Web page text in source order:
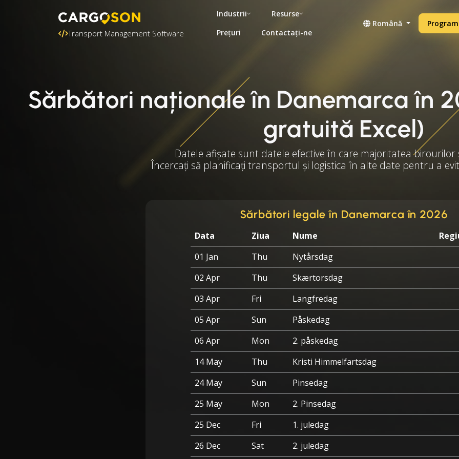
Transport Management Software
Industrii
Resurse
Prețuri
Contactați-ne
Română
Sărbători naționale în Danemarca în
gratuită Excel)
Datele afișate sunt datele efective în care majoritatea birourilor
Încercați să planificați transportul și logistica în alte date pentru a
Sărbători legale în Danemarca în 2026
Data Ziua Nume
01 Jan
Thu
Nytårsdag
02 Apr
Thu
Skærtorsdag
03 Apr
Fri
Langfredag
05 Apr
Sun
Påskedag
06 Apr
Mon
2. påskedag
14 May
Thu
Kristi Himmelfartsdag
24 May
Sun
Pinsedag
25 May
Mon
2. Pinsedag
25 Dec
Fri
1. juledag
26 Dec
Sat 2. juledag